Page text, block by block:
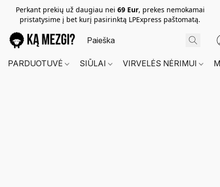
Perkant prekių už daugiau nei 69 Eur, prekes nemokamai
pristatysime į bet kurį pasirinktą LPExpress paštomatą.
PARDUOTUVĖ SIŪLAI VIRVELĖS NĖRIMUI